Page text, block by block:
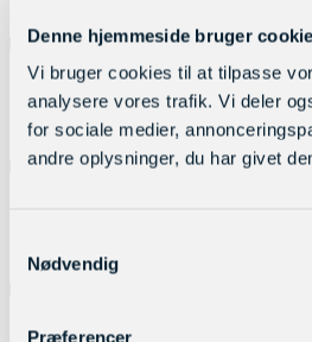
Denne hjemmeside bruger
Vi bruger cookies til at tilpasse
analysere vores trafik. Vi deler
for sociale medier,
andre oplysninger, du har givet
Nødvendig
Præferencer
Kan jeg handle privat?
Jeg fik ingen bekræftelse på